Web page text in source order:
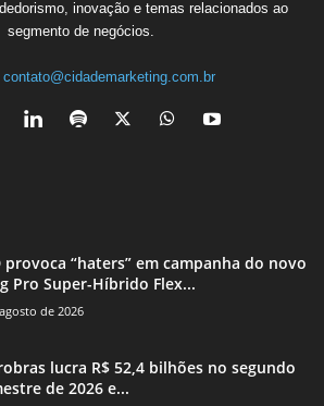
inovação e temas relacionados ao
segmento de negócios.
contato@cidademarketing.com.br
provoca “haters” em campanha do novo
Pro Super-Híbrido Flex...
de 2026
lucra R$ 52,4 bilhões no segundo
de 2026 e...